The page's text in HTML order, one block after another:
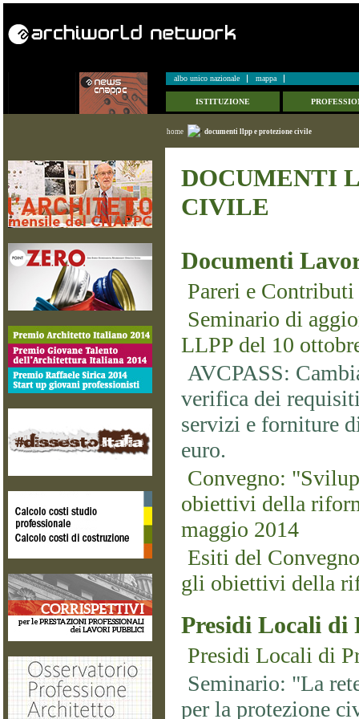
albo unico nazionale mappa
ISTITUZIONE
home documenti llpp e protezione civile
DOCUMENTI
CIVILE
Documenti
Pareri e Contributi
Seminario di
LLPP del 10
AVCPASS:
verifica dei
servizi e forniture
euro.
Convegno:
obiettivi della
maggio 2014
Esiti del
gli obiettivi della
Presidi Locali di
Presidi Locali di
Seminario: "La
per la protezione